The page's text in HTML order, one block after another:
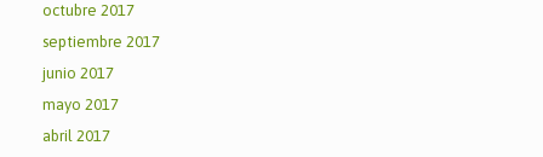
octubre 2017
septiembre 2017
junio 2017
mayo 2017
abril 2017